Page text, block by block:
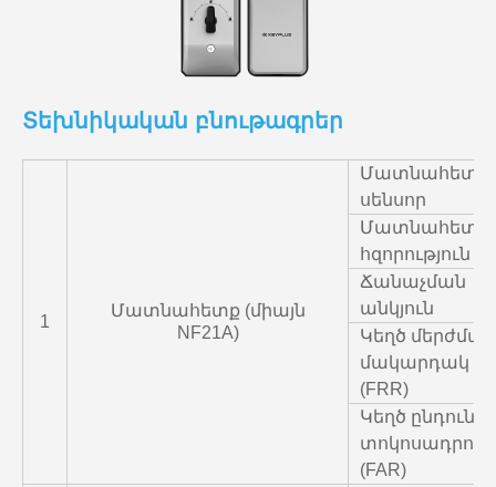
Տեխնիկական բնութագրեր
1
Մատնահետք (միայն
NF21A)
սենսոր
հզորություն
Ճանաչման
անկյուն
Կեղծ մերժման
մակարդակ
(FRR)
Կեղծ
տոկոսադրույք
(FAR)